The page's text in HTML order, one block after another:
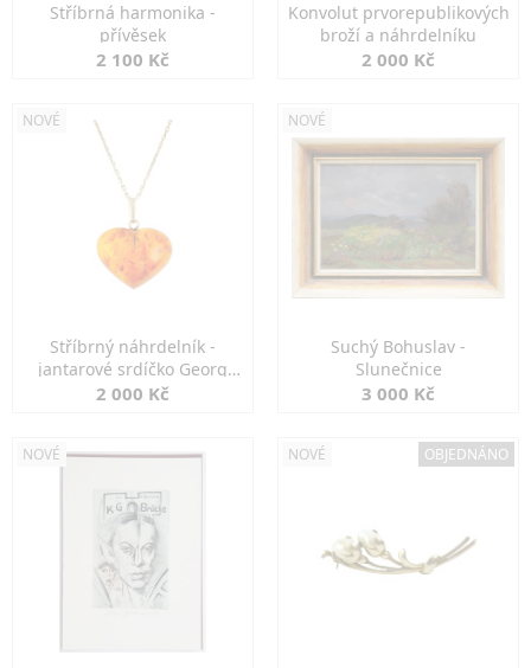
Stříbrná harmonika -
přívěsek
2 100 Kč
Konvolut prvorepublikových
broží a náhrdelníku
2 000 Kč
NOVÉ
Stříbrný náhrdelník -
jantarové srdíčko Georg
Kramer
2 000 Kč
NOVÉ
Suchý Bohuslav -
Slunečnice
3 000 Kč
NOVÉ NOVÉ OBJEDNÁNO